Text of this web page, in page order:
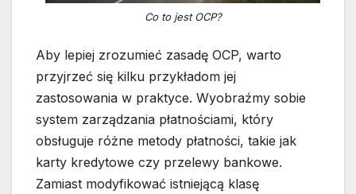
Co to jest OCP?
Aby lepiej zrozumieć zasadę OCP, warto
przyjrzeć się kilku przykładom jej
zastosowania w praktyce. Wyobraźmy sobie
system zarządzania płatnościami, który
obsługuje różne metody płatności, takie jak
karty kredytowe czy przelewy bankowe.
Zamiast modyfikować istniejącą klasę